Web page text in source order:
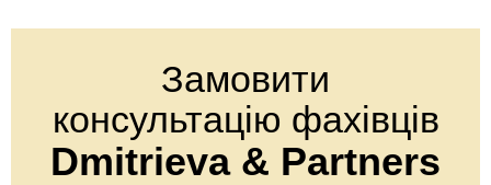
Замовити
консультацію фахівців
Dmitrieva & Partners